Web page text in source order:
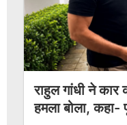
राहुल गांधी ने
हमला बोला, कहा-